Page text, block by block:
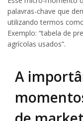
palavras-chave que
utilizando termos
Exemplo: “tabela de
agrícolas usados”.
A